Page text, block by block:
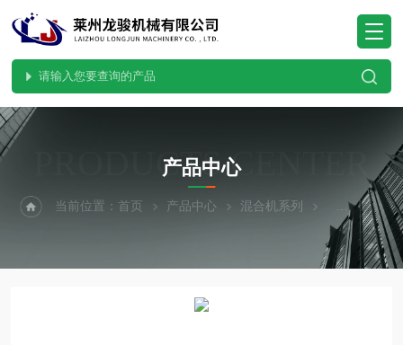
PRODUCTS CENTER
产品中心
当前位置：首页 产品中心 混合机系列 VH型混合机